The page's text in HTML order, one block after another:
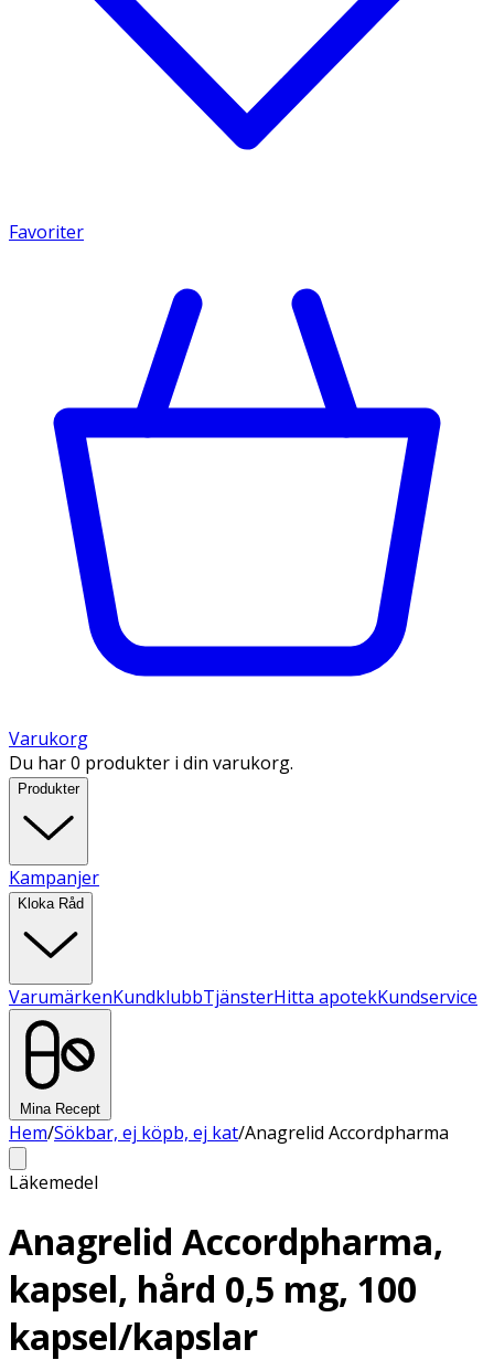
Favoriter
Varukorg
Du har 0 produkter i din varukorg.
Produkter
Kampanjer
Kloka Råd
VarumärkenKundklubbTjänsterHitta apotekKundservice
Mina Recept
Hem/Sökbar, ej köpb, ej kat/Anagrelid Accordpharma
Läkemedel
Anagrelid Accordpharma,
kapsel, hård 0,5 mg, 100
kapsel/kapslar